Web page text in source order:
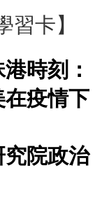
習卡】
時刻：
在疫情下
院政治